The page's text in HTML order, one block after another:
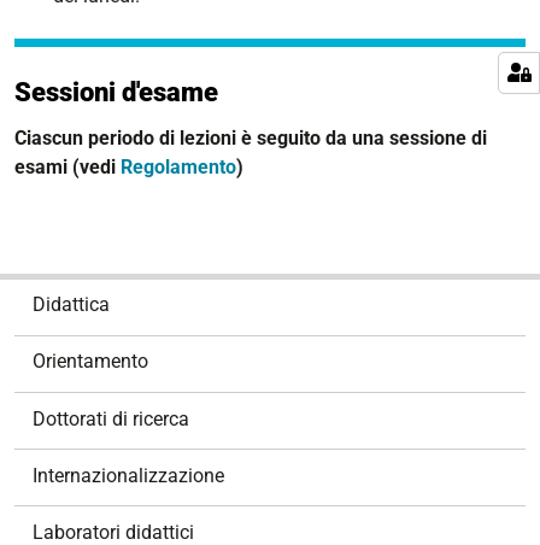
Sessioni d'esame
Ciascun periodo di lezioni è seguito da una sessione di
esami (vedi Regolamento)
Didattica
Orientamento
Dottorati di ricerca
Internazionalizzazione
Laboratori didattici